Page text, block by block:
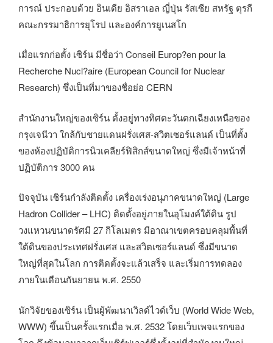
การณ์ ประกอบด้วย อินเดีย อิสราเอล ญี่ปุ่น รัสเซีย สหรัฐ ตุรกี
คณะกรรมาธิการยุโรป และองค์การยูเนสโก
เมื่อแรกก่อตั้ง เซิร์น มีชื่อว่า Conseil Europ?en pour la
Recherche Nucl?aire (European Council for Nuclear
Research) ซึ่งเป็นที่มาของชื่อย่อ CERN
สำนักงานใหญ่ของเซิร์น ตั้งอยู่ทางทิศตะวันตกเฉียงเหนือของ
กรุงเจนีวา ใกล้กับชายแดนฝรั่งเศส-สวิตเซอร์แลนด์ เป็นที่ตั้ง
ของห้องปฏิบัติการนิวเคลียร์ฟิสิกส์ขนาดใหญ่ ซึ่งมีเจ้าหน้าที่
ปฏิบัติการ 3000 คน
ปัจจุบัน เซิร์นกำลังติดตั้ง เครื่องเร่งอนุภาคขนาดใหญ่ (Large
Hadron Collider – LHC) ติดตั้งอยู่ภายในอุโมงค์ใต้ดิน รูป
วงแหวนขนาดรัศมี 27 กิโลเมตร มีอาณาเขตครอบคลุมพื้นที่
ใต้ดินของประเทศฝรั่งเศส และสวิตเซอร์แลนด์ ซึ่งมีขนาด
ใหญ่ที่สุดในโลก การติดตั้งจะแล้วเสร็จ และเริ่มการทดลอง
ภายในเดือนกันยายน พ.ศ. 2550
นักวิจัยของเซิร์น เป็นผู้พัฒนาเวิลด์ไวด์เว็บ (World Wide Web,
WWW) ขึ้นเป็นครั้งแรกเมื่อ พ.ศ. 2532 โดยเว็บเพจแรกของ